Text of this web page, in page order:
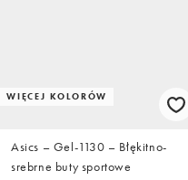
WIĘCEJ KOLORÓW
Asics – Gel-1130 – Błękitno-
srebrne buty sportowe